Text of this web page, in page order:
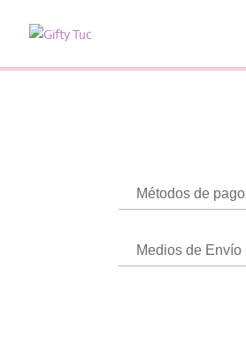
Métodos de pago
Medios de Envío